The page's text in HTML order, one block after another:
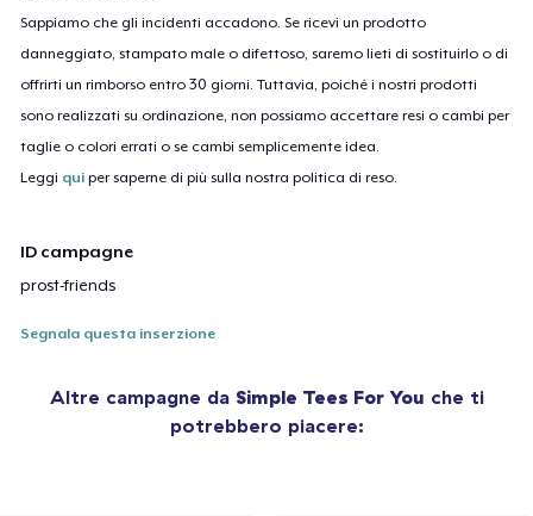
Sappiamo che gli incidenti accadono. Se ricevi un prodotto
danneggiato, stampato male o difettoso, saremo lieti di sostituirlo o di
offrirti un rimborso entro 30 giorni. Tuttavia, poiché i nostri prodotti
sono realizzati su ordinazione, non possiamo accettare resi o cambi per
taglie o colori errati o se cambi semplicemente idea.
Leggi qui per saperne di più sulla nostra politica di reso.
ID campagne
prost-friends
Segnala questa inserzione
Altre campagne da Simple Tees For You che ti
potrebbero piacere: